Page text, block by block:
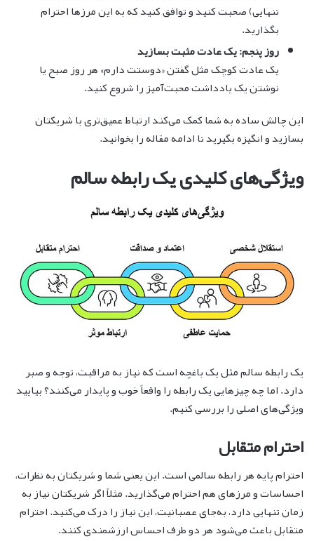
تنهایی) صحبت کنید و توافق کنید که به این مرزها احترام
بگذارید.
روز پنجم: یک عادت مثبت بسازید
یک عادت کوچک مثل گفتن «دوستت دارم» هر روز صبح یا
نوشتن یک یادداشت محبت‌آمیز را شروع کنید.
این چالش ساده به شما کمک می‌کند ارتباط عمیق‌تری با شریکتان
بسازید و انگیزه بگیرید تا ادامه مقاله را بخوانید.
ویژگی‌های کلیدی یک رابطه سالم
یک رابطه سالم مثل یک باغچه است که نیاز به مراقبت، توجه و صبر
دارد. اما چه چیزهایی یک رابطه را واقعاً خوب و پایدار می‌کنند؟ بیایید
ویژگی‌های اصلی را بررسی کنیم.
احترام متقابل
احترام پایه هر رابطه سالمی است. این یعنی شما و شریکتان به نظرات،
احساسات و مرزهای هم احترام می‌گذارید. مثلاً اگر شریکتان نیاز به
زمان تنهایی دارد، به‌جای عصبانیت، این نیاز را درک می‌کنید. احترام
متقابل باعث می‌شود هر دو طرف احساس ارزشمندی کنند.